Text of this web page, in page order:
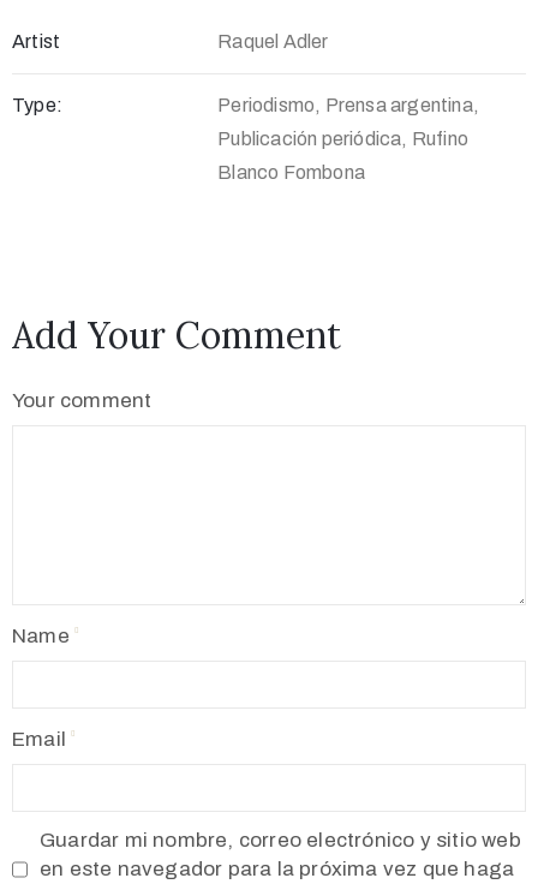
Artist Raquel Adler
Type:
Periodismo, Prensa argentina,
Publicación periódica, Rufino
Blanco Fombona
Add Your Comment
Your comment
Name
Email
Guardar mi nombre, correo electrónico y sitio web
en este navegador para la próxima vez que haga